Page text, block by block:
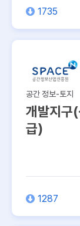
1735
공간 정보-토지
개발지구
급)
1287